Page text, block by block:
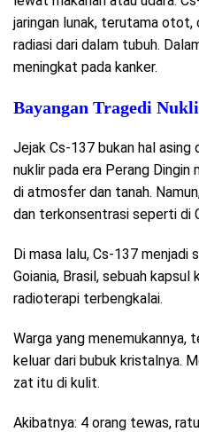
jaringan lunak, terutama otot,
radiasi dari dalam tubuh.
meningkat pada kanker.
Bayangan Tragedi
Jejak Cs-137 bukan hal asing
nuklir pada era Perang Dingin
di atmosfer dan tanah.
dan terkonsentrasi seperti di
Di masa lalu, Cs-137 menjadi
Goiania, Brasil, sebuah
radioterapi terbengkalai.
Warga yang menemukannya,
keluar dari bubuk kristalnya.
zat itu di kulit.
Akibatnya: 4 orang tewas,